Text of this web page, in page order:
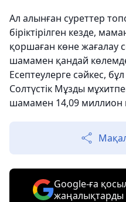
Ал алынған суреттер
біріктірілген кезде,
қоршаған көне жағалау
шамамен қандай
Есептеулерге сәйкес,
Солтүстік Мұзды
шамамен 14,09
Google-ға
жаңалықтарды